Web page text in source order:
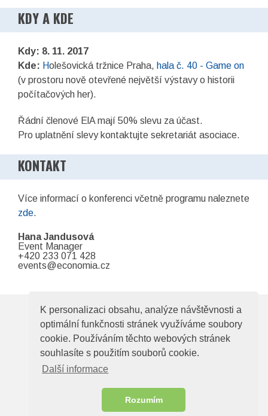
K personalizaci obsahu, analýze návštěvnosti a
optimální funkčnosti stránek využíváme soubory
cookie. Používáním těchto webových stránek
souhlasíte s použitím souborů cookie.
Další informace
Rozumím
KDY A KDE
Kdy: 8. 11. 2017
Kde: Holešovická tržnice Praha, hala č. 40 - Game on
(v prostoru nově otevřené největší výstavy o historii
počítačových her).
Řádní členové ElA mají 50% slevu za účast.
Pro uplatnění slevy kontaktujte sekretariát asociace.
KONTAKT
Více informací o konferenci včetně programu naleznete
zde.
Hana Jandusová
Event Manager
+420 233 071 428
events@economia.cz
© 2026Elektrotechnická asociace České
republiky
Zelený pruh 95/97, 140 00, Praha 4, e-mail:
Web design a redakční systém -